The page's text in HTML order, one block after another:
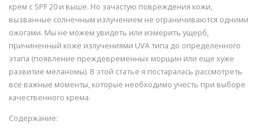
крем с SPF 20 и выше. Но зачастую повреждения кожи,
вызванные солнечным излучением не ограничиваются одними
ожогами. Мы не можем увидеть или измерить ущерб,
причиненный коже излучениями UVA типа до определенного
этапа (появление преждевременных морщин или еще хуже
развитие меланомы). В этой статье я постаралась рассмотреть
все важные моменты, которые необходимо учесть при выборе
качественного крема.
Содержание: